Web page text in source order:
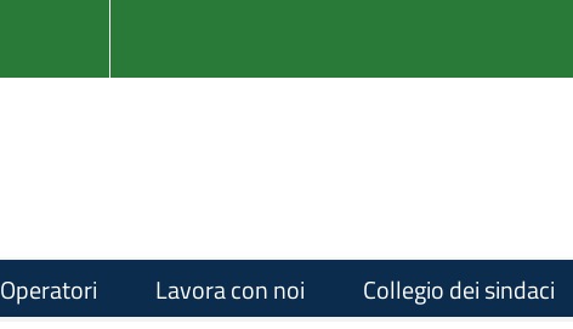
Operatori Lavora con noi Collegio dei sindaci